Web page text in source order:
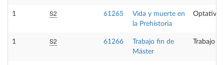
1 S2 61265
Vida y muerte en
la Prehistoria
Optativa
1 S2 61266
Trabajo fin de
Máster
Trabajo